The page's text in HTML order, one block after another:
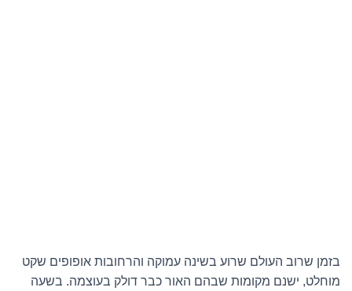
בזמן שרוב העולם שרוע בשינה עמוקה והרחובות אופופים שקט
מוחלט, ישנם מקומות שבהם האור כבר דולק בעוצמה. בשעה